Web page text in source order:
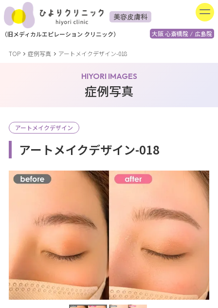
美容皮膚科
大阪 心斎橋院 / 広島院
（旧メディカルエピレーション クリニック）
TOP 症例写真 アートメイクデザイン-018
HIYORI IMAGES
症例写真
アートメイクデザイン
アートメイクデザイン-018